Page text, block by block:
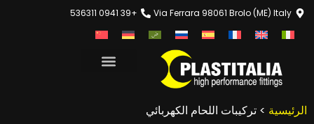
Via Ferrara 98061 Brolo (ME) Italy
+39 0941 536311
الرئيسية > تركيبات اللحام الكهربائي